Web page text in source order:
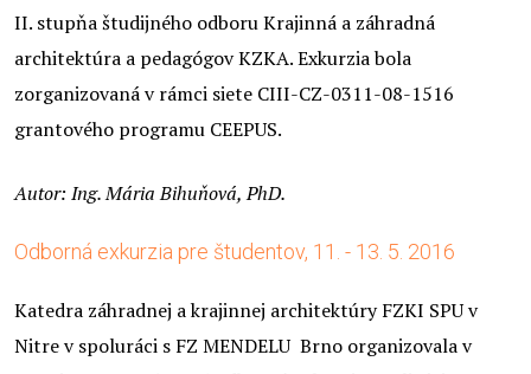
II. stupňa študijného odboru Krajinná a záhradná
architektúra a pedagógov KZKA. Exkurzia bola
zorganizovaná v rámci siete CIII-CZ-0311-08-1516
grantového programu CEEPUS.
Autor: Ing. Mária Bihuňová, PhD.
Odborná exkurzia pre študentov, 11. - 13. 5. 2016
Katedra záhradnej a krajinnej architektúry FZKI SPU v
Nitre v spoluráci s FZ MENDELU Brno organizovala v